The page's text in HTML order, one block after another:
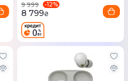
9 999
-12%
8 799₴